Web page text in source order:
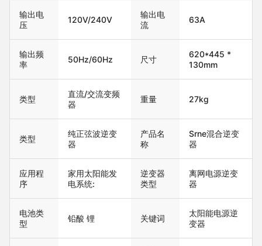
输出电
压
120V/240V
输出电
流
63A
输出频
率
50Hz/60Hz 尺寸
620*445 *
130mm
类型
直流/交流变频
器
重量 27kg
类型
纯正弦波逆变
器
产品名
称
Srne混合逆变
器
应用程
序
家用太阳能发
电系统:
逆变器
类型
离网电源逆变
器
电池类
型
铅酸 锂 关键词
太阳能电源逆
变器